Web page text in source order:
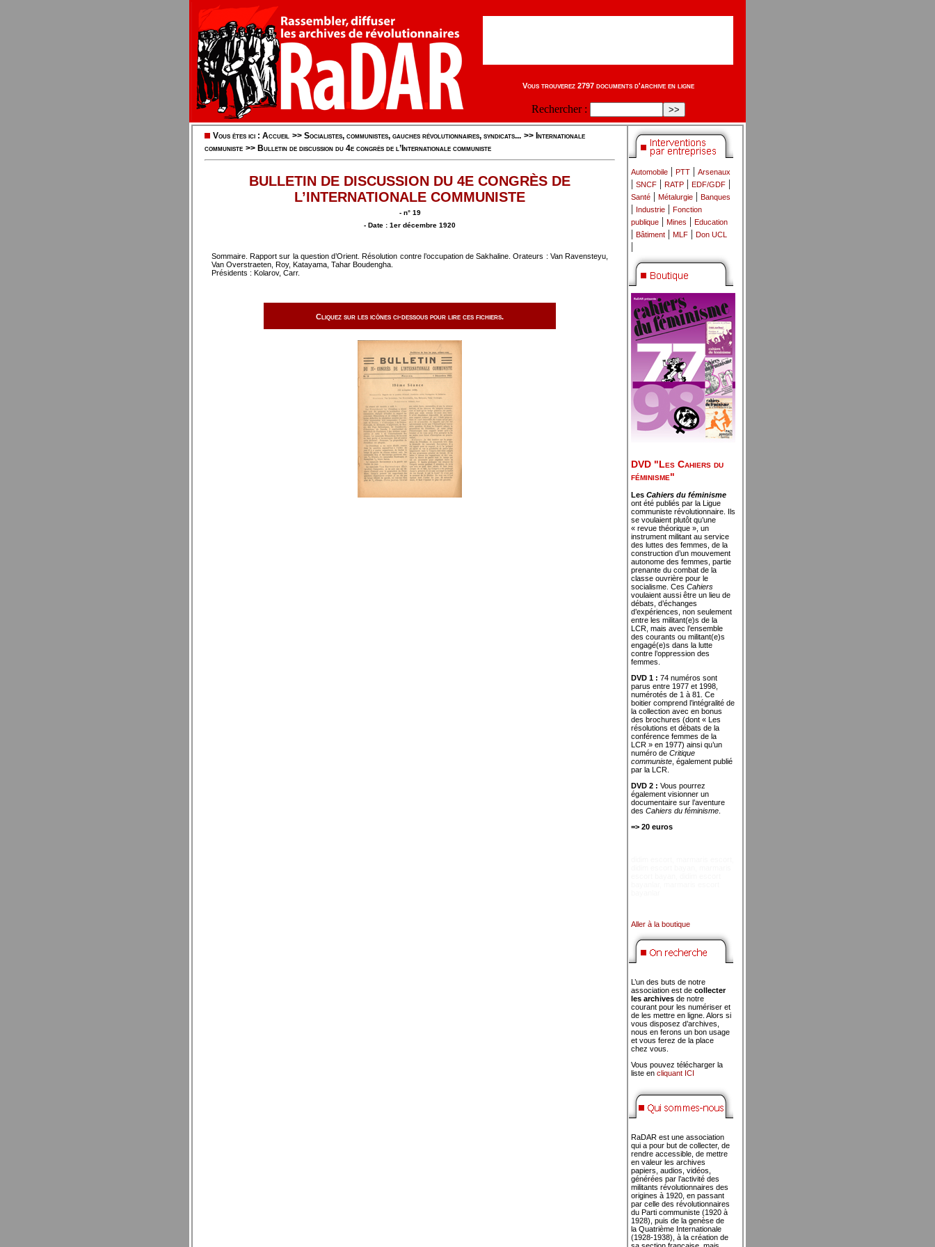
Vous trouverez 2797 documents d'archive en ligne
Rechercher :
Vous êtes ici : Accueil >> Socialistes, communistes, gauches révolutionnaires, syndicats... >> Internationale
communiste >> Bulletin de discussion du 4e congrès de l’Internationale communiste
BULLETIN DE DISCUSSION DU 4E CONGRÈS DE
L’INTERNATIONALE COMMUNISTE
- n° 19
- Date : 1er décembre 1920
Sommaire. Rapport sur la question d’Orient. Résolution contre l’occupation de Sakhaline. Orateurs : Van Ravensteyu,
Van Overstraeten, Roy, Katayama, Tahar Boudengha.
Présidents : Kolarov, Carr.
Cliquez sur les icônes ci-dessous pour lire ces fichiers.
Automobile | PTT | Arsenaux
| SNCF | RATP | EDF/GDF |
Santé | Métalurgie | Banques
| Industrie | Fonction
publique | Mines | Education
| Bâtiment | MLF | Don UCL
|
DVD "Les Cahiers du
féminisme"
Les Cahiers du féminisme
ont été publiés par la Ligue
communiste révolutionnaire. Ils
se voulaient plutôt qu’une
« revue théorique », un
instrument militant au service
des luttes des femmes, de la
construction d’un mouvement
autonome des femmes, partie
prenante du combat de la
classe ouvrière pour le
socialisme. Ces Cahiers
voulaient aussi être un lieu de
débats, d’échanges
d’expériences, non seulement
entre les militant(e)s de la
LCR, mais avec l’ensemble
des courants ou militant(e)s
engagé(e)s dans la lutte
contre l’oppression des
femmes.
DVD 1 : 74 numéros sont
parus entre 1977 et 1998,
numérotés de 1 à 81. Ce
boitier comprend l’intégralité de
la collection avec en bonus
des brochures (dont « Les
résolutions et débats de la
conférence femmes de la
LCR » en 1977) ainsi qu’un
numéro de Critique
communiste , également publié
par la LCR.
DVD 2 : Vous pourrez
également visionner un
documentaire sur l’aventure
des Cahiers du féminisme
=> 20 euros
Aller à la boutique
L’un des buts de notre
association est de collecter
les archives de notre
courant pour les numériser et
de les mettre en ligne. Alors si
vous disposez d’archives,
nous en ferons un bon usage
et vous ferez de la place
chez vous.
Vous pouvez télécharger la
liste en cliquant ICI
RaDAR est une association
qui a pour but de collecter, de
rendre accessible, de mettre
en valeur les archives
papiers, audios, vidéos,
générées par l’activité des
militants révolutionnaires des
origines à 1920, en passant
par celle des révolutionnaires
du Parti communiste (1920 à
1928), puis de la genèse de
la Quatrième Internationale
(1928-1938), à la création de